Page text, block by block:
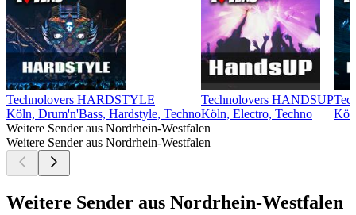
Technolovers HARDSTYLE
Köln, Drum'n'Bass, Hardstyle, Techno
Technolovers HANDSUP
Köln, Electro, Techno
Weitere Sender aus Nordrhein-Westfalen
Weitere Sender aus Nordrhein-Westfalen
Weitere Sender aus Nordrhein-Westfalen